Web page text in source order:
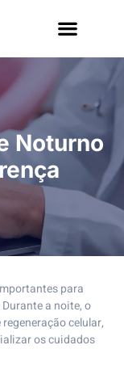
Noturno
para
a noite, o
celular,
os cuidados